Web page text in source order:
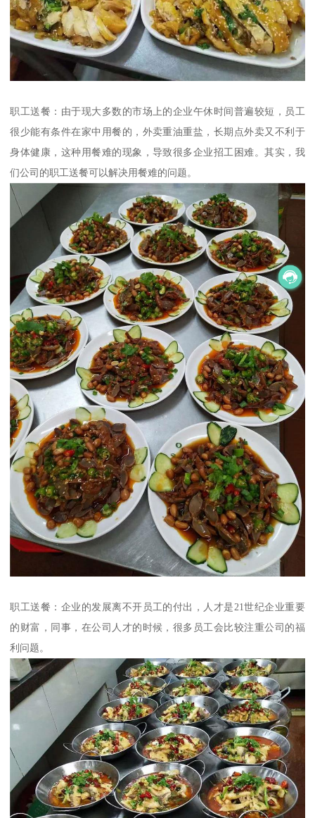
职工送餐：由于现大多数的市场上的企业午休时间普遍较短，员工
很少能有条件在家中用餐的，外卖重油重盐，长期点外卖又不利于
身体健康，这种用餐难的现象，导致很多企业招工困难。其实，我
们公司的职工送餐可以解决用餐难的问题。
职工送餐：企业的发展离不开员工的付出，人才是21世纪企业重要
的财富，同事，在公司人才的时候，很多员工会比较注重公司的福
利问题。